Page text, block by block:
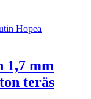
1,7 mm
teräs